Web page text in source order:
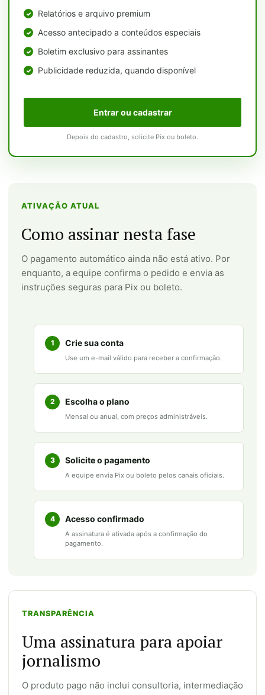
Relatórios e arquivo premium
Acesso antecipado a conteúdos especiais
Boletim exclusivo para assinantes
Publicidade reduzida, quando disponível
Entrar ou cadastrar
Depois do cadastro, solicite Pix ou boleto.
ATIVAÇÃO ATUAL
Como assinar nesta fase
O pagamento automático ainda não está ativo. Por
enquanto, a equipe confirma o pedido e envia as
instruções seguras para Pix ou boleto.
1 Crie sua conta
Use um e-mail válido para receber a confirmação.
2 Escolha o plano
Mensal ou anual, com preços administráveis.
3 Solicite o pagamento
A equipe envia Pix ou boleto pelos canais oficiais.
4 Acesso confirmado
A assinatura é ativada após a confirmação do
pagamento.
TRANSPARÊNCIA
Uma assinatura para apoiar
jornalismo
O produto pago não inclui consultoria, intermediação